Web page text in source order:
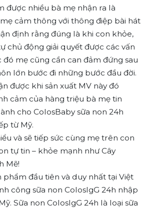
được nhiều bà mẹ nhận ra là
cảm thông với thông điệp bài hát
định rằng đúng là khi con khỏe,
chủ động giải quyết được các vấn
mẹ cũng cần can đảm đứng sau
lớn bước đi những bước đầu đời.
được khi sản xuất MV này đó
cảm của hàng triệu bà mẹ tin
cho ColosBaby sữa non 24h
từ Mỹ.
và sẽ tiếp sức cùng mẹ trên con
tự tin – khỏe mạnh như Cây
Mẽ!
phẩm đầu tiên và duy nhất tại Việt
công sữa non ColosIgG 24h nhập
Sữa non ColosIgG 24h là loại sữa